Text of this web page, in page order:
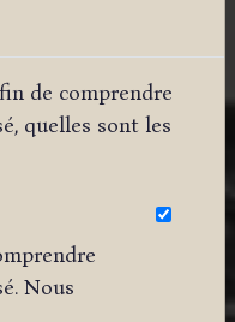
de comprendre
quelles sont les
Nous